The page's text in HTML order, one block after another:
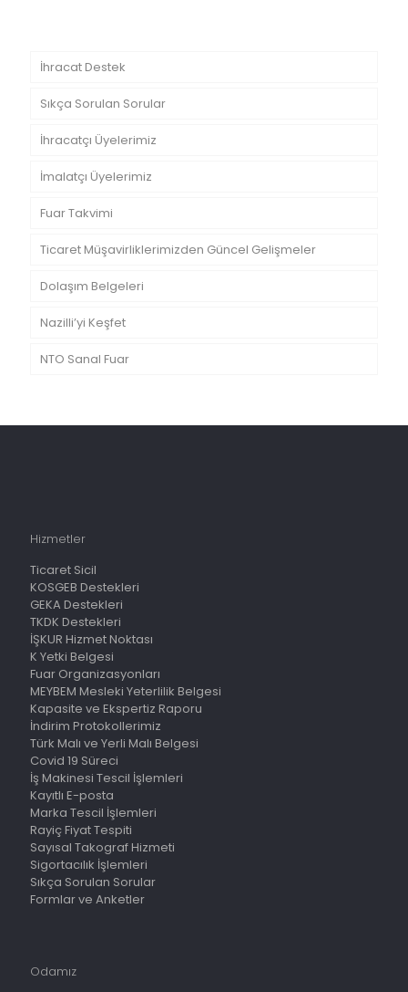
İhracat Destek
Sıkça Sorulan Sorular
İhracatçı Üyelerimiz
İmalatçı Üyelerimiz
Fuar Takvimi
Ticaret Müşavirliklerimizden Güncel Gelişmeler
Dolaşım Belgeleri
Nazilli’yi Keşfet
NTO Sanal Fuar
Hizmetler
Ticaret Sicil
KOSGEB Destekleri
GEKA Destekleri
TKDK Destekleri
İŞKUR Hizmet Noktası
K Yetki Belgesi
Fuar Organizasyonları
MEYBEM Mesleki Yeterlilik Belgesi
Kapasite ve Ekspertiz Raporu
İndirim Protokollerimiz
Türk Malı ve Yerli Malı Belgesi
Covid 19 Süreci
İş Makinesi Tescil İşlemleri
Kayıtlı E-posta
Marka Tescil İşlemleri
Rayiç Fiyat Tespiti
Sayısal Takograf Hizmeti
Sigortacılık İşlemleri
Sıkça Sorulan Sorular
Formlar ve Anketler
Odamız